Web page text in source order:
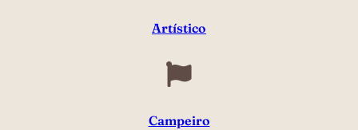
Artístico
Campeiro